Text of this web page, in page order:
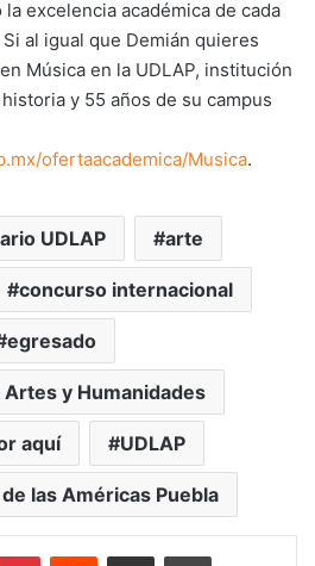
excelencia académica de cada
al igual que Demián quieres
Música en la UDLAP, institución
y 55 años de su campus
ofertaacademica/Musica.
UDLAP arte
concurso internacional
egresado
Artes y Humanidades
aquí UDLAP
las Américas Puebla
PinterestReddit Share via Email Print